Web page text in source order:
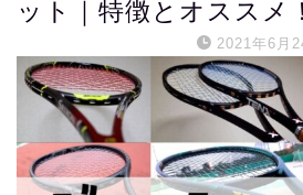
ット｜特徴とオススメ！
2021年6月